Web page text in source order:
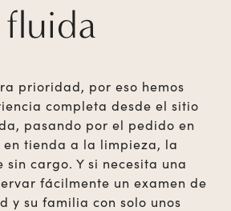
fluida
prioridad, por eso hemos
completa desde el sitio
pasando por el pedido en
tienda a la limpieza, la
cargo. Y si necesita una
fácilmente un examen de
y su familia con solo unos